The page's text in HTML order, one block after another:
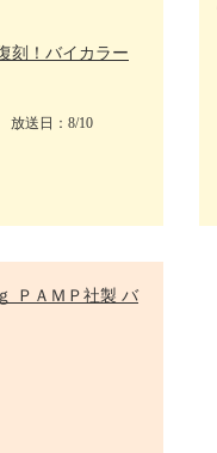
刻！バイカラー
放送日：8/10
ＰＡＭＰ社製 バ